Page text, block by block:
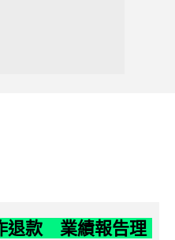
退款 業績報告理